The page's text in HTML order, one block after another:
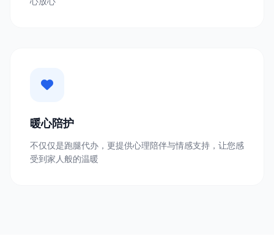
暖心陪护
不仅仅是跑腿代办，更提供心理陪伴与情感支持，让您感
受到家人般的温暖